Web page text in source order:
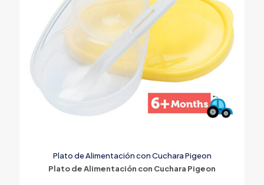
Plato de Alimentación con Cuchara Pigeon
Plato de Alimentación con Cuchara Pigeon